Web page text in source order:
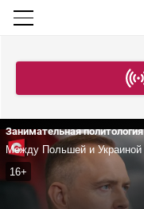
Занимательная политология
16+